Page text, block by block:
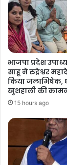
भाजपा प्रदेश
साहू ने रुद्रेश्वर
किया जलाभिषेक,
खुशहाली की
15 hours ago